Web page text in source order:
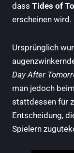
dass Tides of
erscheinen wird.
Ursprünglich
Day After
man jedoch
stattdessen für
Entscheidung,
Spielern